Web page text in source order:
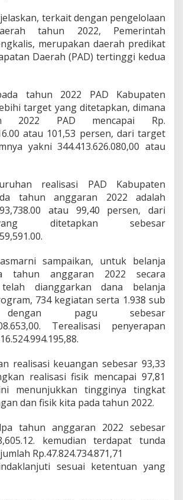
terkait dengan pengelolaan
tahun 2022, Pemerintah
merupakan daerah predikat
Daerah (PAD) tertinggi kedua
tahun 2022 PAD Kabupaten
target yang ditetapkan, dimana
2022 PAD mencapai Rp.
atau 101,53 persen, dari target
yakni 344.413.626.080,00 atau
realisasi PAD Kabupaten
tahun anggaran 2022 adalah
atau 99,40 persen, dari
ditetapkan sebesar
sampaikan, untuk belanja
tahun anggaran 2022 secara
dianggarkan dana belanja
734 kegiatan serta 1.938 sub
dengan pagu sebesar
Terealisasi penyerapan
realisasi keuangan sebesar 93,33
realisasi fisik mencapai 97,81
menunjukkan tingginya tingkat
dan fisik kita pada tahun 2022.
tahun anggaran 2022 sebesar
kemudian terdapat tunda
Rp.47.824.734.871,71
sesuai ketentuan yang